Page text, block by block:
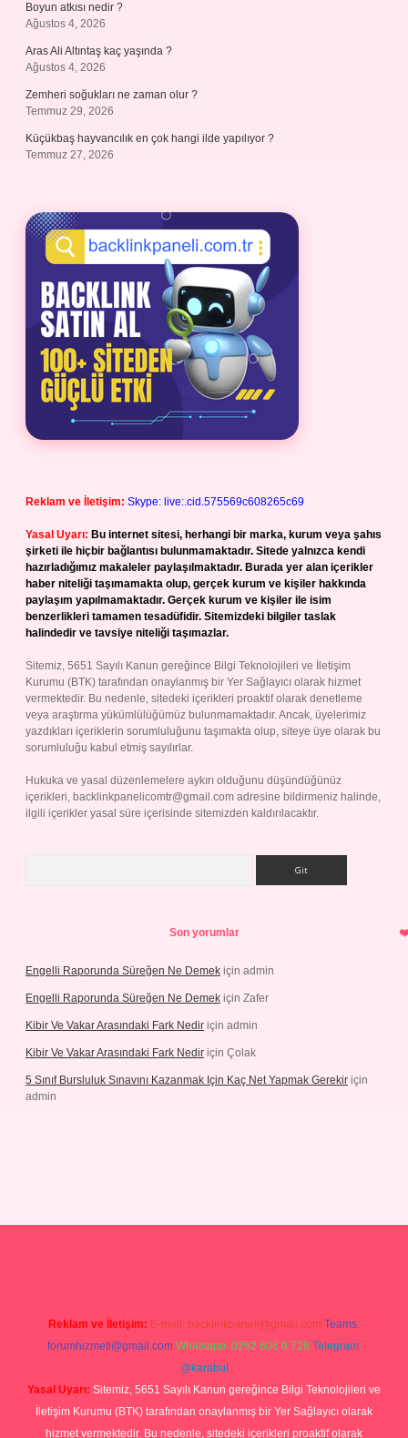
Boyun atkısı nedir ?
Ağustos 4, 2026
Aras Ali Altıntaş kaç yaşında ?
Ağustos 4, 2026
Zemheri soğukları ne zaman olur ?
Temmuz 29, 2026
Küçükbaş hayvancılık en çok hangi ilde yapılıyor ?
Temmuz 27, 2026
Reklam ve İletişim: Skype: live:.cid.575569c608265c69
Yasal Uyarı: Bu internet sitesi, herhangi bir marka, kurum veya şahıs
şirketi ile hiçbir bağlantısı bulunmamaktadır. Sitede yalnızca kendi
hazırladığımız makaleler paylaşılmaktadır. Burada yer alan içerikler
haber niteliği taşımamakta olup, gerçek kurum ve kişiler hakkında
paylaşım yapılmamaktadır. Gerçek kurum ve kişiler ile isim
benzerlikleri tamamen tesadüfidir. Sitemizdeki bilgiler taslak
halindedir ve tavsiye niteliği taşımazlar.
Sitemiz, 5651 Sayılı Kanun gereğince Bilgi Teknolojileri ve İletişim
Kurumu (BTK) tarafından onaylanmış bir Yer Sağlayıcı olarak hizmet
vermektedir. Bu nedenle, sitedeki içerikleri proaktif olarak denetleme
veya araştırma yükümlülüğümüz bulunmamaktadır. Ancak, üyelerimiz
yazdıkları içeriklerin sorumluluğunu taşımakta olup, siteye üye olarak bu
sorumluluğu kabul etmiş sayılırlar.
Hukuka ve yasal düzenlemelere aykırı olduğunu düşündüğünüz
içerikleri, backlinkpanelicomtr@gmail.com adresine bildirmeniz halinde,
ilgili içerikler yasal süre içerisinde sitemizden kaldırılacaktır.
Son yorumlar
Engelli Raporunda Süreğen Ne Demek için admin
Engelli Raporunda Süreğen Ne Demek için Zafer
Kibir Ve Vakar Arasındaki Fark Nedir için admin
Kibir Ve Vakar Arasındaki Fark Nedir için Çolak
5 Sınıf Bursluluk Sınavını Kazanmak Için Kaç Net Yapmak Gerekir için
admin
Reklam ve İletişim: E-mail: backlinkpaneli@gmail.com Teams:
forumhizmeti@gmail.com Whatsapp: 0262 606 0 726 Telegram:
@karabul
Yasal Uyarı: Sitemiz, 5651 Sayılı Kanun gereğince Bilgi Teknolojileri ve
İletişim Kurumu (BTK) tarafından onaylanmış bir Yer Sağlayıcı olarak
hizmet vermektedir. Bu nedenle, sitedeki içerikleri proaktif olarak